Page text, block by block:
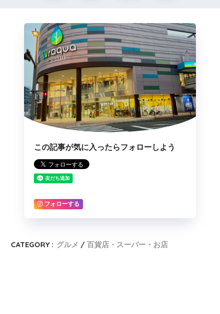
この記事が気に入ったらフォローしよう
フォローする
CATEGORY : グルメ 百貨店・スーパー・お店